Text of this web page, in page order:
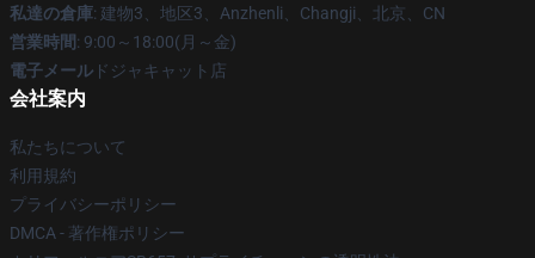
私達の倉庫: 建物3、地区3、Anzhenli、Changji、北京、CN
営業時間: 9:00～18:00(月～金)
電子メール ドジャキャット店
会社案内
私たちについて
利用規約
プライバシーポリシー
DMCA - 著作権ポリシー